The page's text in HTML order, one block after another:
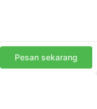
Pesan sekarang